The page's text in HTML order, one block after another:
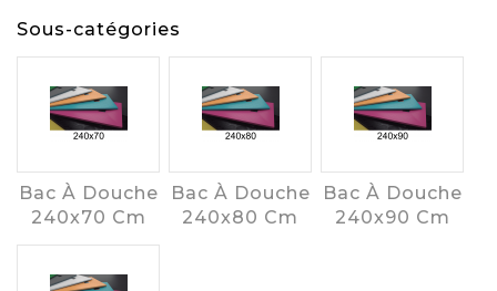
Sous-catégories
Bac À Douche
240x70 Cm
Bac À Douche
240x80 Cm
Bac À Douche
240x90 Cm